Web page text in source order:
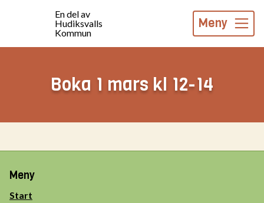
En del av
Hudiksvalls
Kommun
Meny
Boka 1 mars kl 12-14
Meny
Start